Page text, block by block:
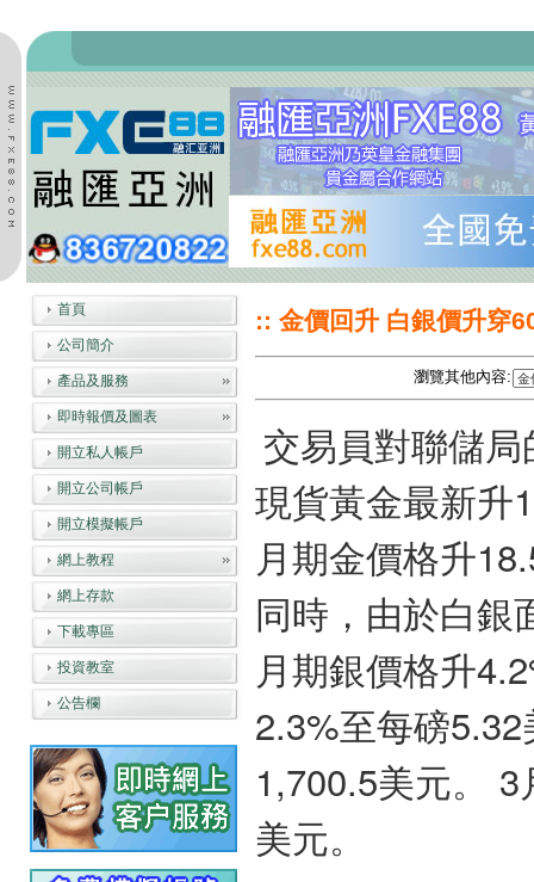
首頁
公司簡介
產品及服務
即時報價及圖表
開立私人帳戶
開立公司帳戶
開立模擬帳戶
網上教程
網上存款
下載專區
投資教室
公告欄
:: 金價回升 白銀價升穿
瀏覽其他內容:
交易員對聯儲
現貨黃金最新升
月期金價格升
同時，由於白銀
月期銀價格升
2.3%至每磅
1,700.5美元。
美元。